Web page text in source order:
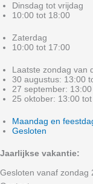
Dinsdag tot vrijdag
10:00 tot 18:00
Zaterdag
10:00 tot 17:00
Laatste zondag van
30 augustus: 13:00
27 september:
25 oktober: 13:00
Maandag en
Gesloten
Jaarlijkse vakantie:
Gesloten vanaf zondag